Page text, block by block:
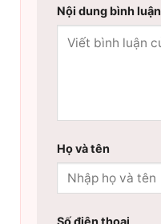
Nội dung bình luận
Họ và tên